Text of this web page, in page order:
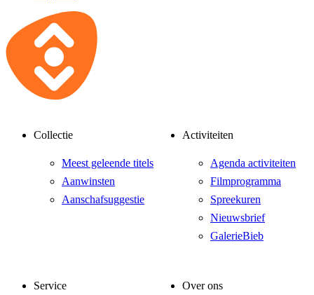
Collectie
Meest geleende titels
Aanwinsten
Aanschafsuggestie
Activiteiten
Agenda activiteiten
Filmprogramma
Spreekuren
Nieuwsbrief
GalerieBieb
Service Over ons